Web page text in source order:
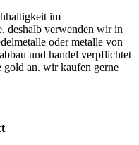
im
deshalb verwenden wir in
oder metalle von
und handel verpflichtet
gold an. wir kaufen gerne